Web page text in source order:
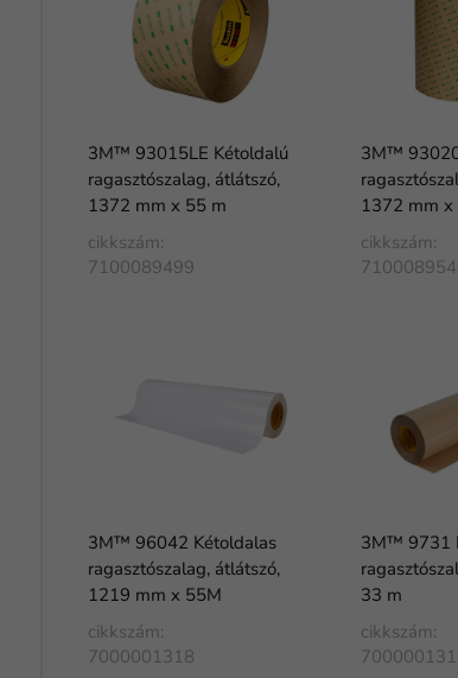
3M™ 93015LE Kétoldalú
ragasztószalag, átlátszó,
1372 mm x 55 m
cikkszám:
7100089499
3M™
1372 mm x
cikkszám:
3M™ 96042 Kétoldalas
ragasztószalag, átlátszó,
1219 mm x 55M
cikkszám:
7000001318
3M™ 9731
33 m
cikkszám: